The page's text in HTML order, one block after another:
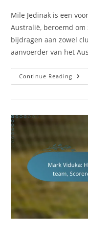
Mile Jedinak is een
Australië, beroemd
bijdragen aan zowel
aanvoerder van het
Continue Reading Mile
Het